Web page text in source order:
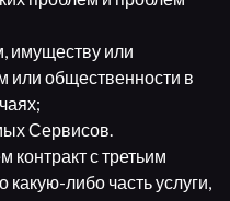
имуществу или
или общественности в
Сервисов.
контракт с третьим
либо часть услуги,